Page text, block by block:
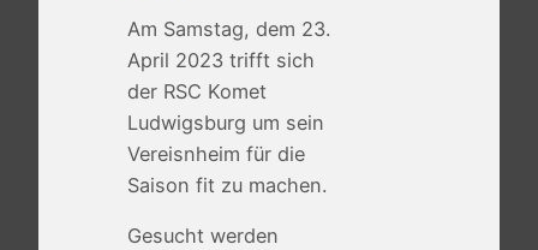
Am Samstag, dem 23.
April 2023 trifft sich
der RSC Komet
Ludwigsburg um sein
Vereisnheim für die
Saison fit zu machen.
Gesucht werden